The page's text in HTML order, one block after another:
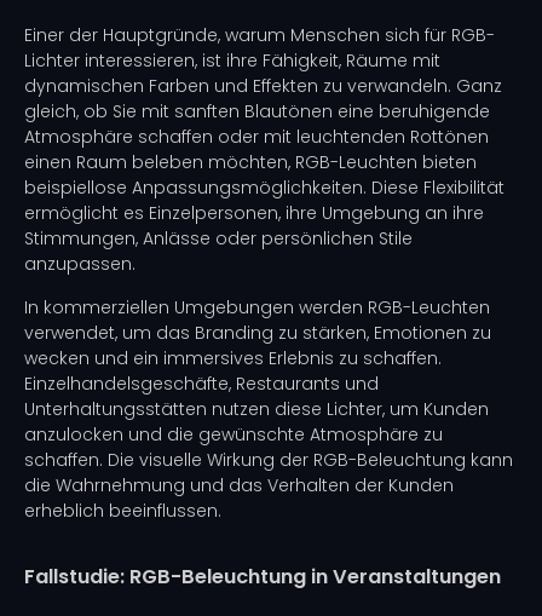
Einer der Hauptgründe, warum Menschen sich für RGB-
Lichter interessieren, ist ihre Fähigkeit, Räume mit
dynamischen Farben und Effekten zu verwandeln. Ganz
gleich, ob Sie mit sanften Blautönen eine beruhigende
Atmosphäre schaffen oder mit leuchtenden Rottönen
einen Raum beleben möchten, RGB-Leuchten bieten
beispiellose Anpassungsmöglichkeiten. Diese Flexibilität
ermöglicht es Einzelpersonen, ihre Umgebung an ihre
Stimmungen, Anlässe oder persönlichen Stile
anzupassen.
In kommerziellen Umgebungen werden RGB-Leuchten
verwendet, um das Branding zu stärken, Emotionen zu
wecken und ein immersives Erlebnis zu schaffen.
Einzelhandelsgeschäfte, Restaurants und
Unterhaltungsstätten nutzen diese Lichter, um Kunden
anzulocken und die gewünschte Atmosphäre zu
schaffen. Die visuelle Wirkung der RGB-Beleuchtung kann
die Wahrnehmung und das Verhalten der Kunden
erheblich beeinflussen.
Fallstudie: RGB-Beleuchtung in Veranstaltungen